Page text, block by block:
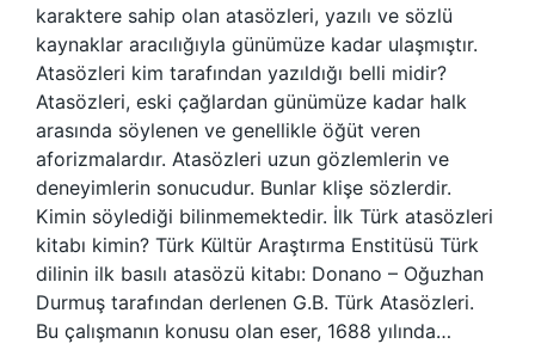
karaktere sahip olan atasözleri, yazılı ve sözlü
kaynaklar aracılığıyla günümüze kadar ulaşmıştır.
Atasözleri kim tarafından yazıldığı belli midir?
Atasözleri, eski çağlardan günümüze kadar halk
arasında söylenen ve genellikle öğüt veren
aforizmalardır. Atasözleri uzun gözlemlerin ve
deneyimlerin sonucudur. Bunlar klişe sözlerdir.
Kimin söylediği bilinmemektedir. İlk Türk atasözleri
kitabı kimin? Türk Kültür Araştırma Enstitüsü Türk
dilinin ilk basılı atasözü kitabı: Donano – Oğuzhan
Durmuş tarafından derlenen G.B. Türk Atasözleri.
Bu çalışmanın konusu olan eser, 1688 yılında…